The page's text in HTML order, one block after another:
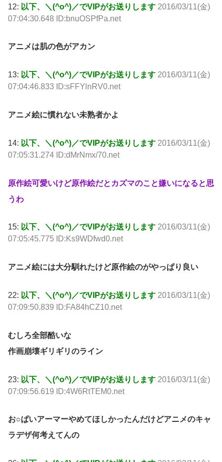
12: 以下、＼(^o^)／でVIPがお送りします 2016/03/11(金)
07:04:30.648 ID:bnuOSPfPa.net
アニメは肌の色がアカン
13: 以下、＼(^o^)／でVIPがお送りします 2016/03/11(金)
07:04:46.833 ID:sFFYlnRV0.net
アニメ絵に慣れない未熟者かよ
14: 以下、＼(^o^)／でVIPがお送りします 2016/03/11(金)
07:05:31.274 ID:dMrNmx/70.net
原作絵可愛いけど原作絵だとカズマのこと嫌いになると思
うわ
15: 以下、＼(^o^)／でVIPがお送りします 2016/03/11(金)
07:05:45.775 ID:Ks9WDfwd0.net
アニメ絵には大分馴れたけど原作絵のがやっぱり良い
22: 以下、＼(^o^)／でVIPがお送りします 2016/03/11(金)
07:09:50.839 ID:FA84hCZ10.net
むしろ全部酷いな
作画崩壊ギリギリのライン
23: 以下、＼(^o^)／でVIPがお送りします 2016/03/11(金)
07:09:56.619 ID:4W6RtTEM0.net
お○ぱいアーマーやめてほしかったんだけどアニメのキャ
ラデザ何考えてんの